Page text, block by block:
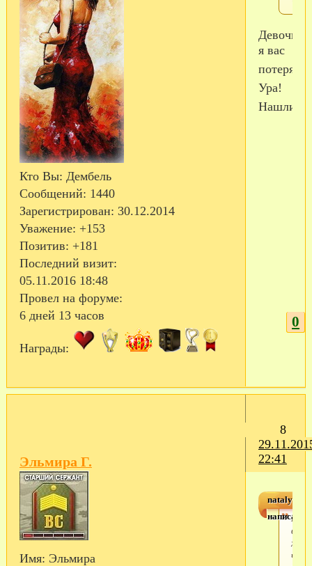
Кто Вы: Дембель
Сообщений: 1440
Зарегистрирован: 30.12.2014
Уважение: +153
Позитив: +181
Последний визит:
05.11.2016 18:48
Провел на форуме:
6 дней 13 часов
Награды:
Девочки,
я вас
потеряла!
Ура!
0
8
22:41
Эльмира Г.
Имя: Эльмира
Ну
вот,
хоть
что-